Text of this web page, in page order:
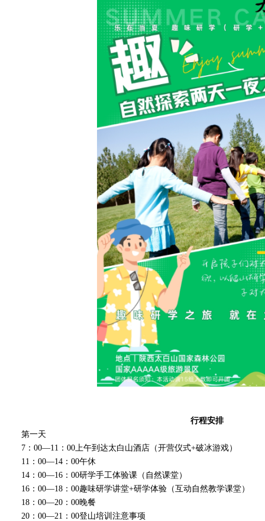
行程安排
第一天
7：00—11：00上午到达太白山酒店（开营仪式+破冰游戏）
11：00—14：00午休
14：00—16：00研学手工体验课（自然课堂）
16：00—18：00趣味研学讲堂+研学体验（互动自然教学课堂）
18：00—20：00晚餐
20：00—21：00登山培训注意事项